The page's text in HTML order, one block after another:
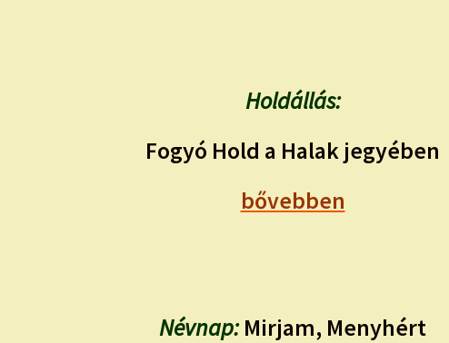
Holdállás:
Fogyó Hold a Halak jegyében
bővebben
Névnap:Mirjam, Menyhért